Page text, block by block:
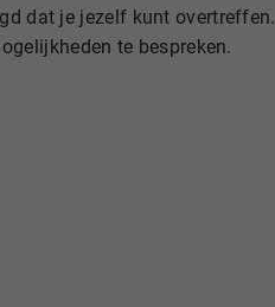
dat je jezelf kunt overtreffen.
te bespreken.